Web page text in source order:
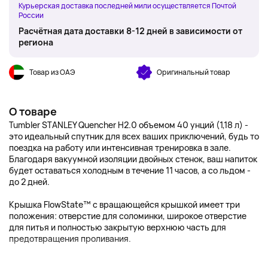
Курьерская доставка последней мили осуществляется Почтой
России
Расчётная дата доставки 8-12 дней в зависимости от
региона
Товар из ОАЭ Оригинальный товар
О товаре
Tumbler STANLEY Quencher H2.0 объемом 40 унций (1,18 л) -
это идеальный спутник для всех ваших приключений, будь то
поездка на работу или интенсивная тренировка в зале.
Благодаря вакуумной изоляции двойных стенок, ваш напиток
будет оставаться холодным в течение 11 часов, а со льдом -
до 2 дней.
Крышка FlowState™ с вращающейся крышкой имеет три
положения: отверстие для соломинки, широкое отверстие
для питья и полностью закрытую верхнюю часть для
предотвращения проливания.